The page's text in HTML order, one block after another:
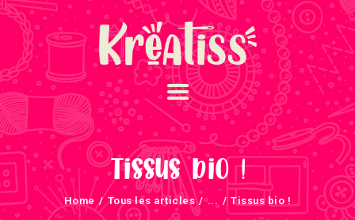
Tissus bio !
Home Tous les articles ... Tissus bio !
ACCUEIL
NOS UNIVERS
ARRIVAGES
ATELIERS ET